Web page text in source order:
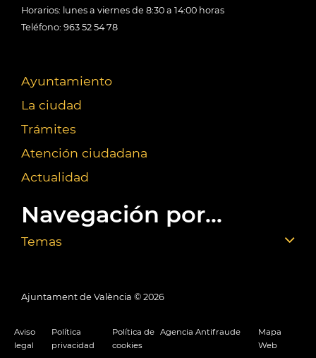
Horarios: lunes a viernes de 8:30 a 14:00 horas
Teléfono: 963 52 54 78
Ayuntamiento
La ciudad
Trámites
Atención ciudadana
Actualidad
Navegación por...
Temas
Ajuntament de València © 2026
Aviso
legal
Política
privacidad
Política de
cookies
Agencia Antifraude
Mapa
Web